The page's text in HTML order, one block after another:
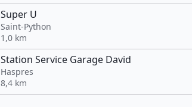
Super U
Saint-Python
1,0 km
Station Service Garage David
Haspres
8,4 km